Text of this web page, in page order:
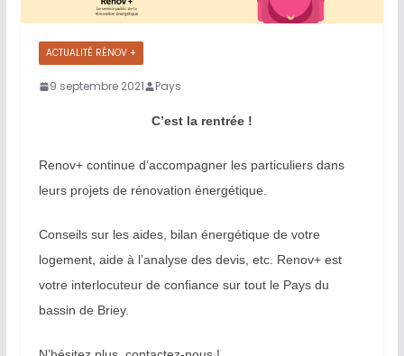
ACTUALITÉ RÉNOV +
9 septembre 2021 Pays
C’est la rentrée !
Renov+ continue d’accompagner les particuliers dans
leurs projets de rénovation énergétique.
Conseils sur les aides, bilan énergétique de votre
logement, aide à l’analyse des devis, etc. Renov+ est
votre interlocuteur de confiance sur tout le Pays du
bassin de Briey.